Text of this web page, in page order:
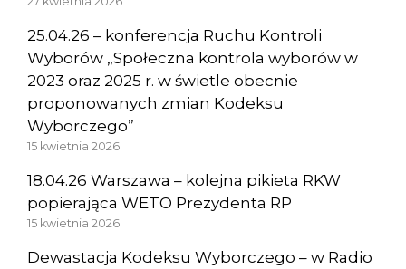
25.04.26 – konferencja Ruchu Kontroli
Wyborów „Społeczna kontrola wyborów w
2023 oraz 2025 r. w świetle obecnie
proponowanych zmian Kodeksu
Wyborczego”
15 kwietnia 2026
18.04.26 Warszawa – kolejna pikieta RKW
popierająca WETO Prezydenta RP
15 kwietnia 2026
Dewastacja Kodeksu Wyborczego – w Radio